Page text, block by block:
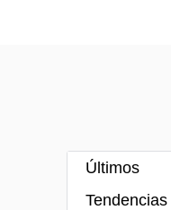
Últimos
Tendencias